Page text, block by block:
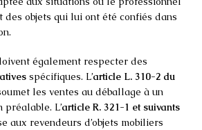
objets qui lui ont été confiés dans
également respecter des
spécifiques. L’article L. 310-2 du
les ventes au déballage à un
préalable. L’article R. 321-1 et suivants
aux revendeurs d’objets mobiliers